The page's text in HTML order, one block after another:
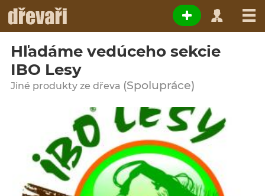
Hľadáme vedúceho sekcie
IBO Lesy
Jiné produkty ze dřeva (Spolupráce)